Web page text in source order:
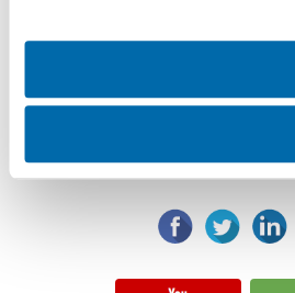
Tarihçemiz
ÜNLÜ & Co